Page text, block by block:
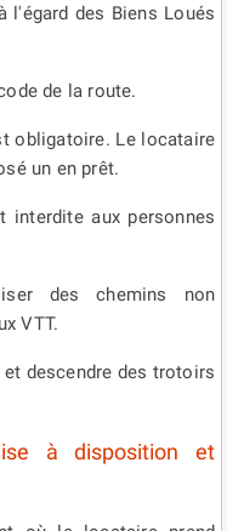
l'égard des Biens Loués
de la route.
obligatoire. Le locataire
un en prêt.
aux personnes
des chemins non
VTT.
descendre des trotoirs
à disposition et